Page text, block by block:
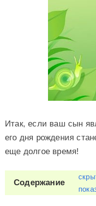
Итак, если ваш сын
его дня рождения
еще долгое время!
Содержание